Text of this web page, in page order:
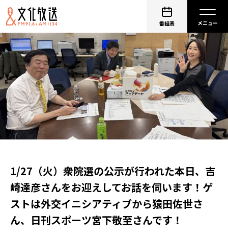
番組表
1/27（火）衆院選の公示が行われた本日、吉
崎達彦さんをお迎えしてお話を伺います！ゲ
ストは外交イニシアティブから猿田佐世さ
ん、日刊スポーツ宮下敬至さんです！